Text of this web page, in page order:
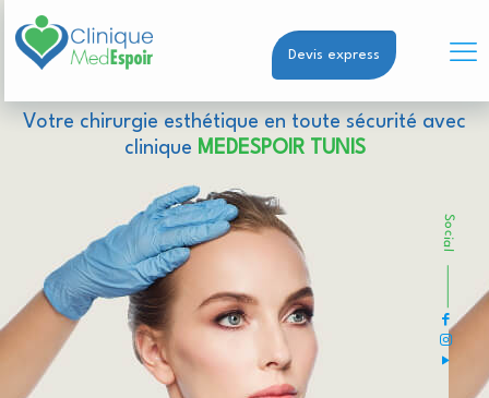
Devis express
Votre chirurgie esthétique en toute sécurité avec
clinique MEDESPOIR TUNIS
Social